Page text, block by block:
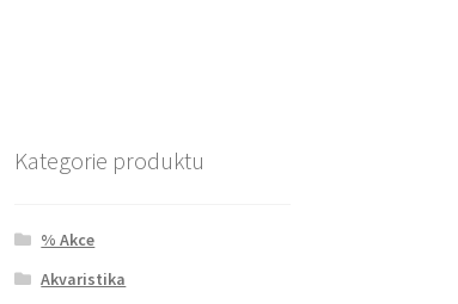
Kategorie produktu
% Akce
Akvaristika